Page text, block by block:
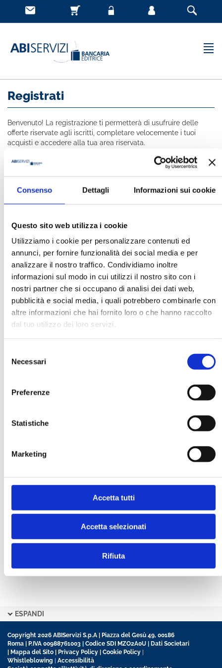
Consenso Dettagli Informazioni sui cookie
Questo sito web utilizza i cookie
Utilizziamo i cookie per personalizzare contenuti ed
annunci, per fornire funzionalità dei social media e per
analizzare il nostro traffico. Condividiamo inoltre
informazioni sul modo in cui utilizzi il nostro sito con i
nostri partner che si occupano di analisi dei dati web,
pubblicità e social media, i quali potrebbero combinarle con
altre informazioni che hai fornito loro o che hanno raccolto
dal tuo utilizzo dei loro servizi.
delNecessari
Preferenze
Statistiche
Marketing
Accetta tutti
Accetta selezionati
Rifiuta
Registrati
Benvenuto! La registrazione ti permetterà di usufruire delle
offerte riservate agli iscritti, completare velocemente i tuoi
acquisti e accedere alla tua area riservata.
Tutti i campi indicati con * sono obbligatori
DATA DI NASCITA *
E-MAIL *
AZIENDA
FUNZIONE AZIENDALE
Ho letto e accetto l’informativa sulla
Ho preso visione delleCondizioni Generalidi
contratto disciplinanti il sito
ESPANDI
Copyright 2026 ABIServizi S.p.A | Piazza del Gesù 49, 00186
Roma | P.IVA 00988761003 | Codice SDI MZO2A0U | Dati Societari
| Mappa del Sito | Privacy Policy | Cookie Policy |
Whistleblowing | Accessibilità